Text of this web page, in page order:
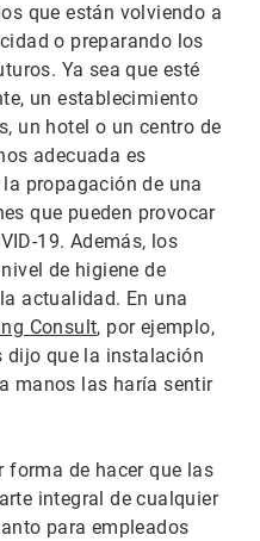
que están volviendo a
o preparando los
Ya sea que esté
un establecimiento
un hotel o un centro de
adecuada es
propagación de una
que pueden provocar
19. Además, los
de higiene de
actualidad. En una
Consult, por ejemplo,
dijo que la instalación
manos las haría sentir
forma de hacer que las
integral de cualquier
para empleados